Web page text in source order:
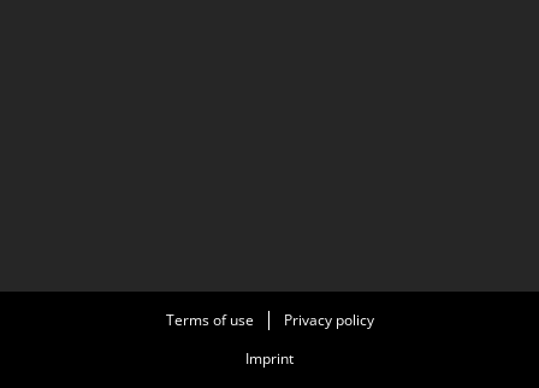
Terms of use
Privacy policy
Imprint